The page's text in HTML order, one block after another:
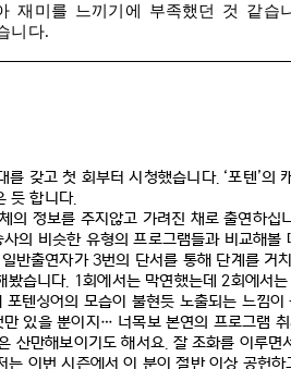
재미를 느끼기에 부족했던 것 같습
니다.
를 갖고 첫 회부터 시청했습니다. ‘포텐’의
듯 합니다.
의 정보를 주지않고 가려진 채로 출연하십
사의 비슷한 유형의 프로그램들과 비교해볼
일반출연자가3번의 단서를 통해 단계를 거
봤습니다. 1회에서는 막연했는데 2회에서
텐싱어의 모습이 불현듯 노출되는 느낌이
있을 뿐이지… 너목보 본연의 프로그램
산만해보이기도 해서요 잘 조화를 이루면
는 이번 시즌에서 이 분이 절반 이상 공헌